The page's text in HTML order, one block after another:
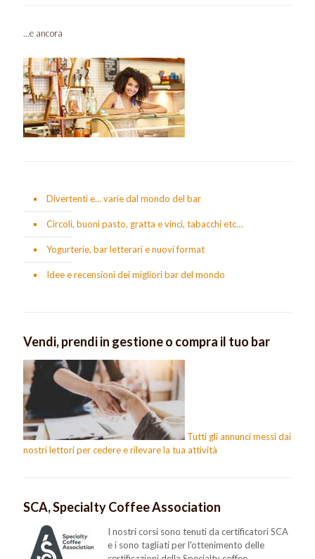
...e ancora
Divertenti e… varie dal mondo del bar
Circoli, buoni pasto, gratta e vinci, tabacchi etc…
Yogurterie, bar letterari e nuovi format
Idee e recensioni dei migliori bar del mondo
Vendi, prendi in gestione o compra il tuo bar
Tutti gli annunci messi dai
nostri lettori per cedere e rilevare la tua attività
SCA, Specialty Coffee Association
I nostri corsi sono tenuti da certificatori SCA
e i sono tagliati per l'ottenimento delle